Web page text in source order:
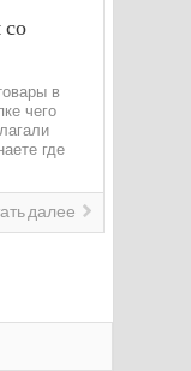
в
чего
где
далее